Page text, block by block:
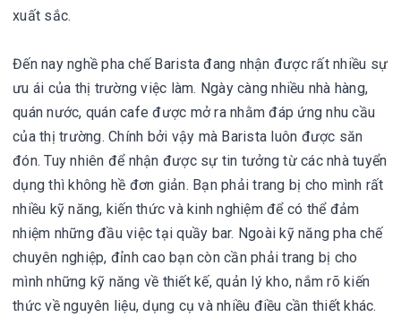
xuất sắc.
Đến nay nghề pha chế Barista đang nhận được rất nhiều sự
ưu ái của thị trường việc làm. Ngày càng nhiều nhà hàng,
quán nước, quán cafe được mở ra nhằm đáp ứng nhu cầu
của thị trường. Chính bởi vậy mà Barista luôn được săn
đón. Tuy nhiên để nhận được sự tin tưởng từ các nhà tuyển
dụng thì không hề đơn giản. Bạn phải trang bị cho mình rất
nhiều kỹ năng, kiến thức và kinh nghiệm để có thể đảm
nhiệm những đầu việc tại quầy bar. Ngoài kỹ năng pha chế
chuyên nghiệp, đỉnh cao bạn còn cần phải trang bị cho
mình những kỹ năng về thiết kế, quản lý kho, nắm rõ kiến
thức về nguyên liệu, dụng cụ và nhiều điều cần thiết khác.